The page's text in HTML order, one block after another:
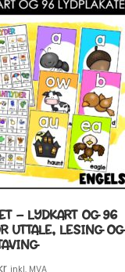
– LYDKART OG 96
UTTALE, LESING OG
inkl. MVA